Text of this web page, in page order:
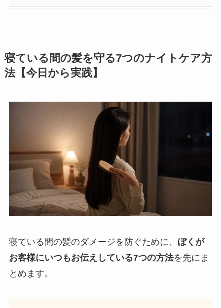
寝ている間の髪を守る7つのナイトケア方
法【今日から実践】
寝ている間の髪のダメージを防ぐために、 ぼくが
お客様にいつもお伝えしている7つの方法を先にま
とめます。